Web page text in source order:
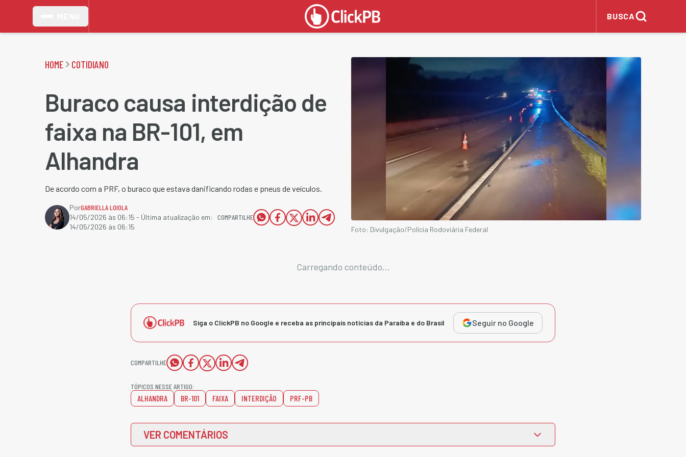
BUSCA
HOME COTIDIANO
Buraco causa interdição de
faixa na BR-101, em
Alhandra
De acordo com a PRF, o buraco que estava danificando rodas e pneus de veículos.
PorGABRIELLA LOIOLA
14/05/2026 às 06:15 - Última atualização em:
14/05/2026 às 06:15
COMPARTILHE
Foto: Divulgação/Polícia Rodoviária Federal
Carregando conteúdo...
Siga o ClickPB no Google e receba as principais notícias da Paraíba e do Brasil Seguir no Google
COMPARTILHE
TÓPICOS NESSE ARTIGO:
ALHANDRA BR-101 FAIXA INTERDIÇÃO PRF-PB
VER COMENTÁRIOS